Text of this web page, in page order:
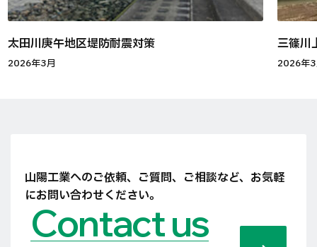
太田川庚午地区堤防耐震対策
2026年3月
三篠川
2026年
山陽工業へのご依頼、ご質問、ご相談など、 お気軽
にお問い合わせください。
Contact us